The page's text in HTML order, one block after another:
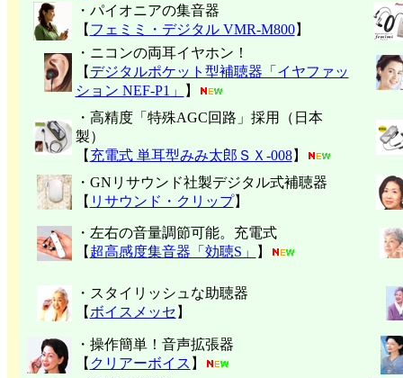
・パイオニアの集音器
【 フェミミ・デジタル VMR-M800】
・ニコンの両耳イヤホン！
【 デジタルポケット型補聴器「イヤファッ
ション NEF-P1」
】
・高精度「特殊AGC回路」採用（日本
製）
【 充電式 単耳型みみ太郎ＳＸ-008】
・GNリサウンド社製デジタル式補聴器
【 リサウンド・クリップ】
・左右の音量調節可能。充電式
【 超高感度集音器「効聴S」 】
・スタイリッシュな助聴器
【 ボイスメッセ 】
・操作簡単！音声拡張器
【 クリアーボイス 】